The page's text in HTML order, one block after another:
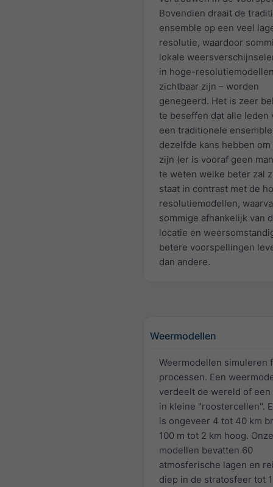
Bovendien draait de
ensemble op een veel
resolutie, waardoor
lokale
in hoge-
zichtbaar zijn – worden
genegeerd. Het is zeer
te beseffen dat alle leden
een traditionele ensemble
dezelfde kans hebben
zijn (er is vooraf geen
te weten welke beter zal
staat in contrast met de
resolutiemodellen,
sommige afhankelijk van
locatie en
betere voorspellingen
dan andere.
Weermodellen
Weermodellen simuleren
processen. Een
verdeelt de wereld of
in kleine "roostercellen".
is ongeveer 4 tot 40 km
100 m tot 2 km hoog. Onze
modellen bevatten 60
atmosferische lagen en
diep in de stratosfeer tot